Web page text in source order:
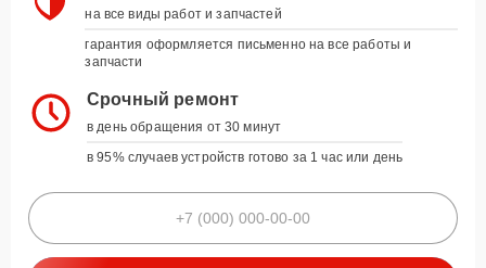
на все виды работ и запчастей
гарантия оформляется письменно на все работы и
запчасти
Срочный ремонт
в день обращения от 30 минут
в 95% случаев устройств готово за 1 час или день